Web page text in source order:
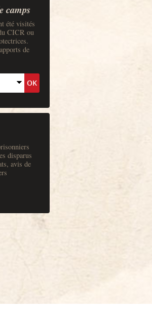
camps
été visités
CICR ou
de
disparus
avis de